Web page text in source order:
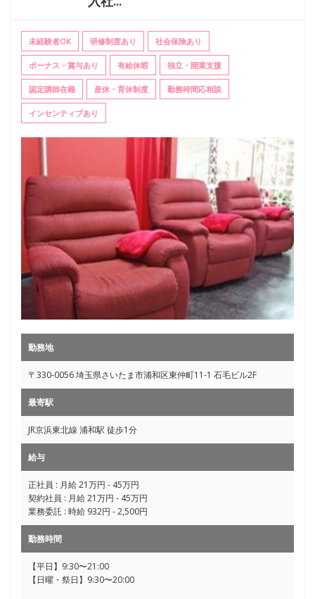
未経験者OK 研修制度あり 社会保険あり
ボーナス・賞与あり 有給休暇 独立・開業支援
認定講師在籍 産休・育休制度 勤務時間応相談
インセンティブあり
勤務地
〒330-0056 埼玉県さいたま市浦和区東仲町11-1 石毛ビル2F
最寄駅
JR京浜東北線 浦和駅 徒歩1分
給与
正社員 : 月給 21万円 - 45万円
契約社員 : 月給 21万円 - 45万円
業務委託 : 時給 932円 - 2,500円
勤務時間
【平日】9:30〜21:00
【日曜・祭日】9:30〜20:00